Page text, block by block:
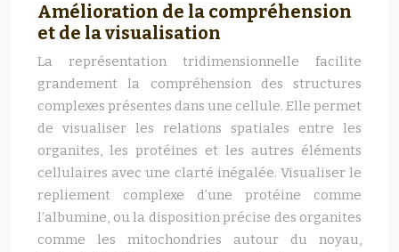
Amélioration de la compréhension
et de la visualisation
La représentation tridimensionnelle facilite
grandement la compréhension des structures
complexes présentes dans une cellule. Elle permet
de visualiser les relations spatiales entre les
organites, les protéines et les autres éléments
cellulaires avec une clarté inégalée. Visualiser le
repliement complexe d’une protéine comme
l’albumine, ou la disposition précise des organites
comme les mitochondries autour du noyau,